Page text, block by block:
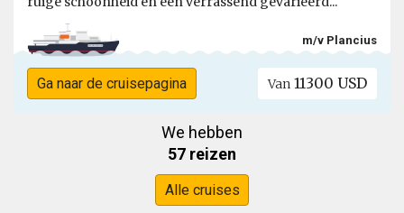
m/v Plancius
Ga naar de cruisepagina Van 11300 USD
We hebben
57 reizen
Alle cruises